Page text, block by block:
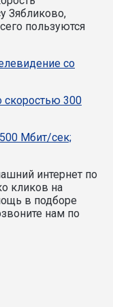
Зябликово,
пользуются
со
300
Мбит/сек;
интернет по
кликов на
в подборе
нам по